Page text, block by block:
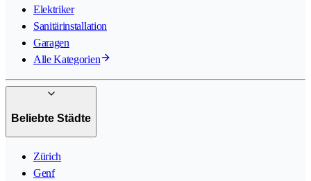
Elektriker
Sanitärinstallation
Garagen
Alle Kategorien
Beliebte Städte
Zürich
Genf